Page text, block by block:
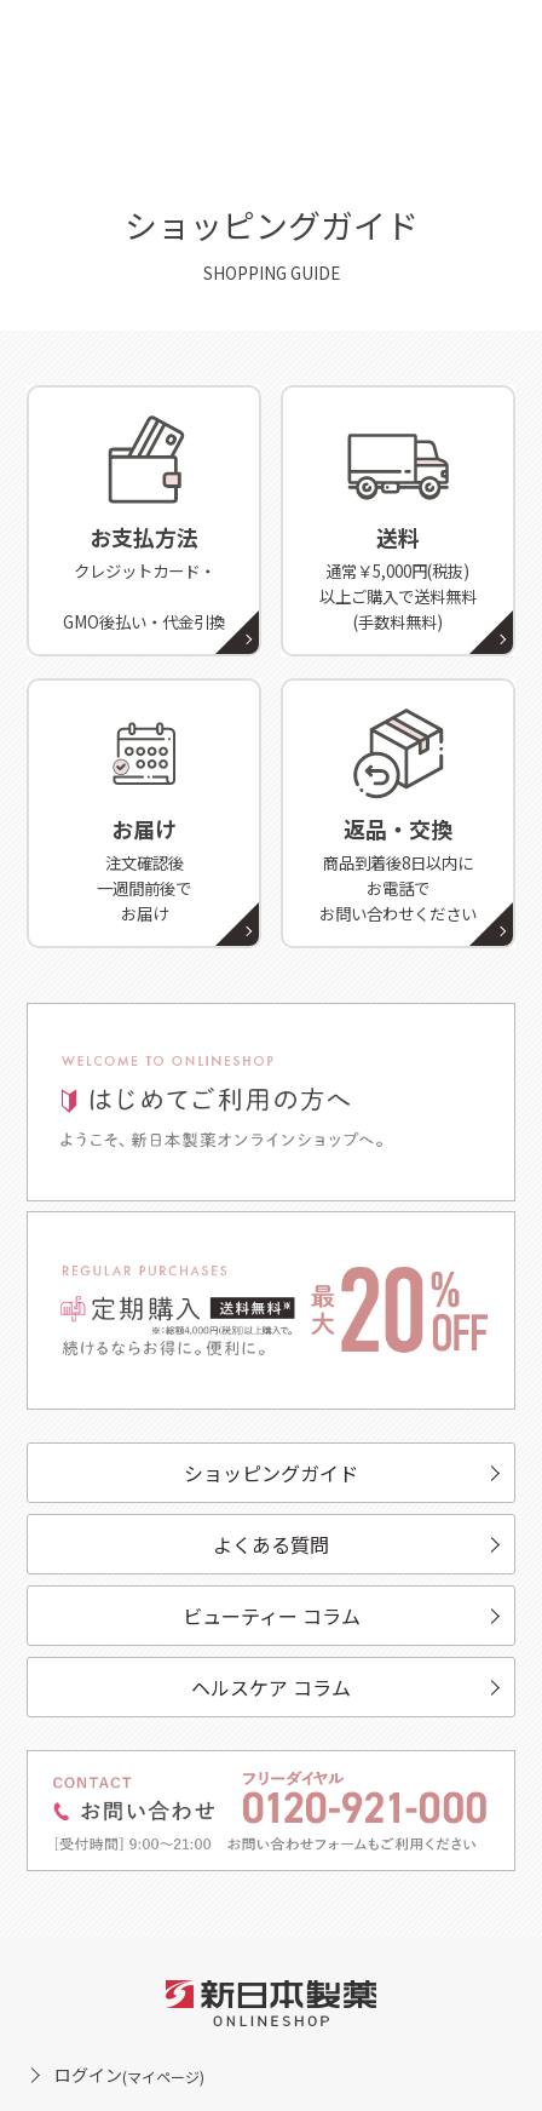
ショッピングガイド
SHOPPING GUIDE
お支払方法
クレジットカード・
GMO後払い・代金引換
送料
通常￥5,000円(税抜)
以上ご購入で送料無料
(手数料無料)
お届け
注文確認後
一週間前後で
お届け
返品・交換
商品到着後8日以内に
お電話で
お問い合わせください
ショッピングガイド
よくある質問
ビューティー コラム
ヘルスケア コラム
ログイン(マイページ)